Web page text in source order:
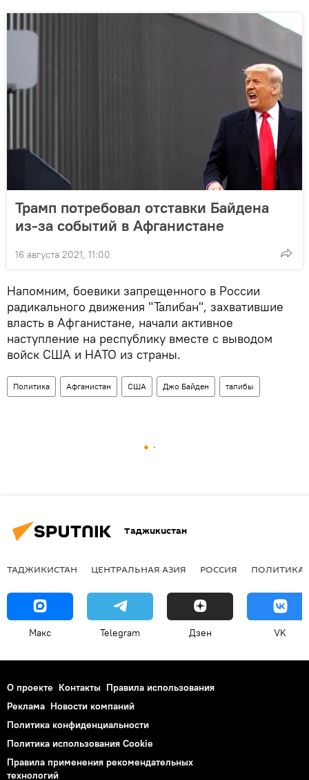
Трамп потребовал отставки Байдена
из-за событий в Афганистане
16 августа 2021, 11:00
Напомним, боевики запрещенного в России
радикального движения "Талибан", захватившие
власть в Афганистане, начали активное
наступление на республику вместе с выводом
войск США и НАТО из страны.
Политика Афганистан США Джо Байден талибы
Таджикистан
ТАДЖИКИСТАН ЦЕНТРАЛЬНАЯ АЗИЯ РОССИЯ ПОЛИТИКА
Макс Telegram Дзен VK
О проекте Контакты Правила использования
Реклама Новости компаний
Политика конфиденциальности
Политика использования Cookie
Правила применения рекомендательных
технологий